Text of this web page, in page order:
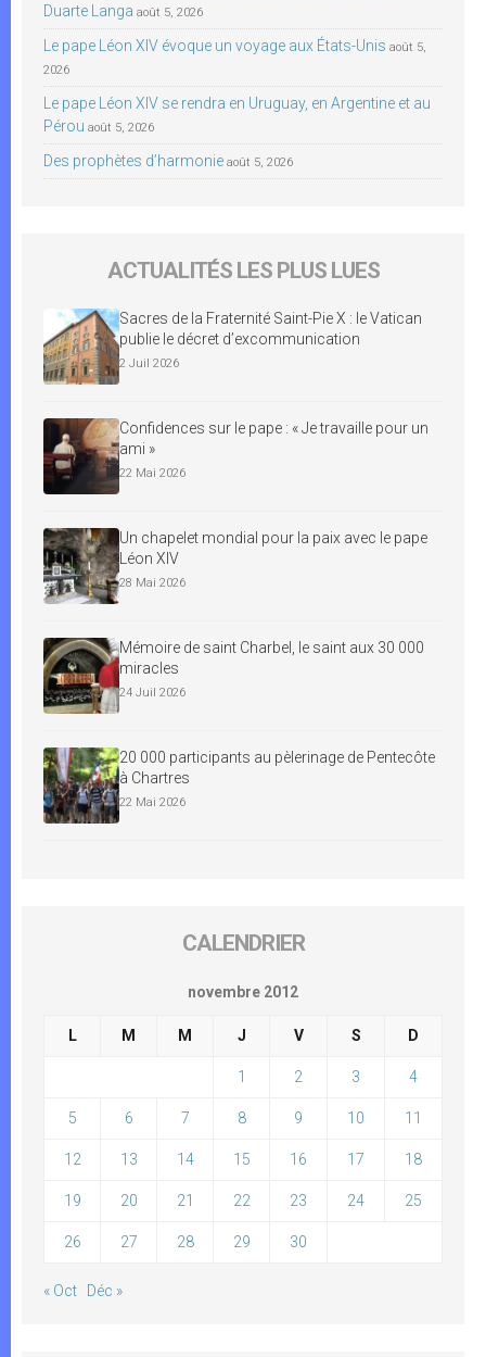
Duarte Langa août 5, 2026
Le pape Léon XIV évoque un voyage aux États-Unis août 5,
2026
Le pape Léon XIV se rendra en Uruguay, en Argentine et au
Pérou août 5, 2026
Des prophètes d’harmonie août 5, 2026
ACTUALITÉS LES PLUS LUES
Sacres de la Fraternité Saint-Pie X : le Vatican
publie le décret d’excommunication
2 Juil 2026
Confidences sur le pape : « Je travaille pour un
ami »
22 Mai 2026
Un chapelet mondial pour la paix avec le pape
Léon XIV
28 Mai 2026
Mémoire de saint Charbel, le saint aux 30 000
miracles
24 Juil 2026
20 000 participants au pèlerinage de Pentecôte
à Chartres
22 Mai 2026
CALENDRIER
novembre 2012
L M M J V S D
1 2 3 4
5 6 7 8 9 10 11
12 13 14 15 16 17 18
19 20 21 22 23 24 25
26 27 28 29 30
« Oct Déc »